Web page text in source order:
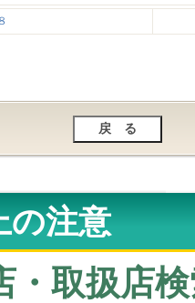
の注意
・取扱店